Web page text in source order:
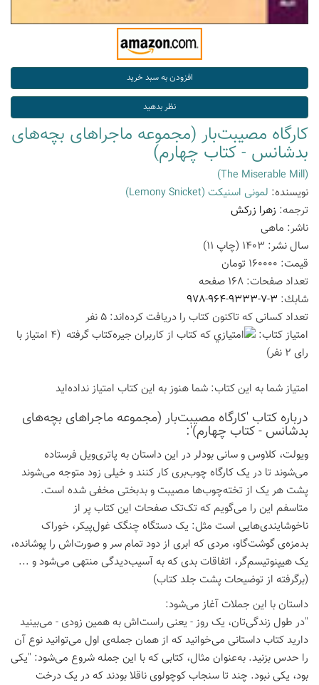
کارگاه مصیبت‌بار (مجموعه ماجراهای بچه‌های
بدشانس - کتاب چهارم)
(The Miserable Mill)
نویسنده: لمونی اسنیکت (Lemony Snicket)
ترجمه: زهرا زرکش
ناشر: ماهی
سال نشر: 1403 (چاپ 11
)
قیمت: 160000 تومان
تعداد صفحات: 168 صفحه
شابك: 978-964-9333-7-3
تعداد كسانی كه تاكنون كتاب را دریافت كرده‌اند: 5 نفر
امتیاز كتاب:
(4 امتیاز با
رای 2 نفر)
امتیاز شما به این كتاب: شما هنوز به این كتاب امتیاز نداده‌اید
درباره كتاب 'کارگاه مصیبت‌بار (مجموعه ماجراهای بچه‌های
بدشانس - کتاب چهارم)':
ویولت، کلاوس و سانی بودلر در این داستان به پاتری‌ویل فرستاده
می‌شوند تا در یک کارگاه چوب‌بری کار کنند و خیلی زود متوجه می‌شوند
پشت هر یک از تخته‌چوب‌ها مصیبت و بدبختی مخفی شده است.
متاسفم این را می‌گویم که تک‌تک صفحات این کتاب پر از
ناخوشایندی‌هایی است مثل: یک دستگاه چنگک غول‌پیکر، خوراک
بدمزه‌ی گوشت‌گاو، مردی که ابری از دود تمام سر و صورت‌اش را پوشانده،
یک هیپنوتیسم‌گر، اتفاقات بدی که به آسیب‌دیدگی منتهی می‌شود و ...
(برگرفته از توضیحات پشت جلد کتاب)
داستان با این جملات آغاز می‌شود:
"در طول زندگی‌تان، یک روز - یعنی راست‌اش به همین زودی - می‌بینید
دارید کتاب داستانی می‌خوانید که از همان جمله‌ی اول می‌توانید نوع آن
را حدس بزنید. به‌عنوان مثال، کتابی که با این جمله شروع می‌شود: "یکی
بود، یکی نبود. چند تا سنجاب کوچولوی ناقلا بودند که در یک درخت